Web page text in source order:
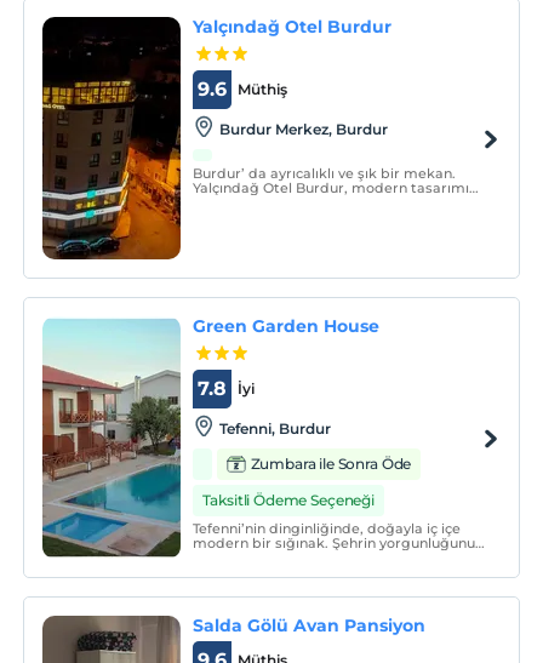
Yalçındağ Otel Burdur
Müthiş
9.6
Burdur Merkez, Burdur
Burdur’ da ayrıcalıklı ve şık bir mekan.
Yalçındağ Otel Burdur, modern tasarımı
Green Garden House
İyi
7.8
Tefenni, Burdur
Zumbara ile Sonra Öde
Taksitli Ödeme Seçeneği
Tefenni’nin dinginliğinde, doğayla iç içe
modern bir sığınak. Şehrin yorgunluğunu,
Salda Gölü Avan Pansiyon